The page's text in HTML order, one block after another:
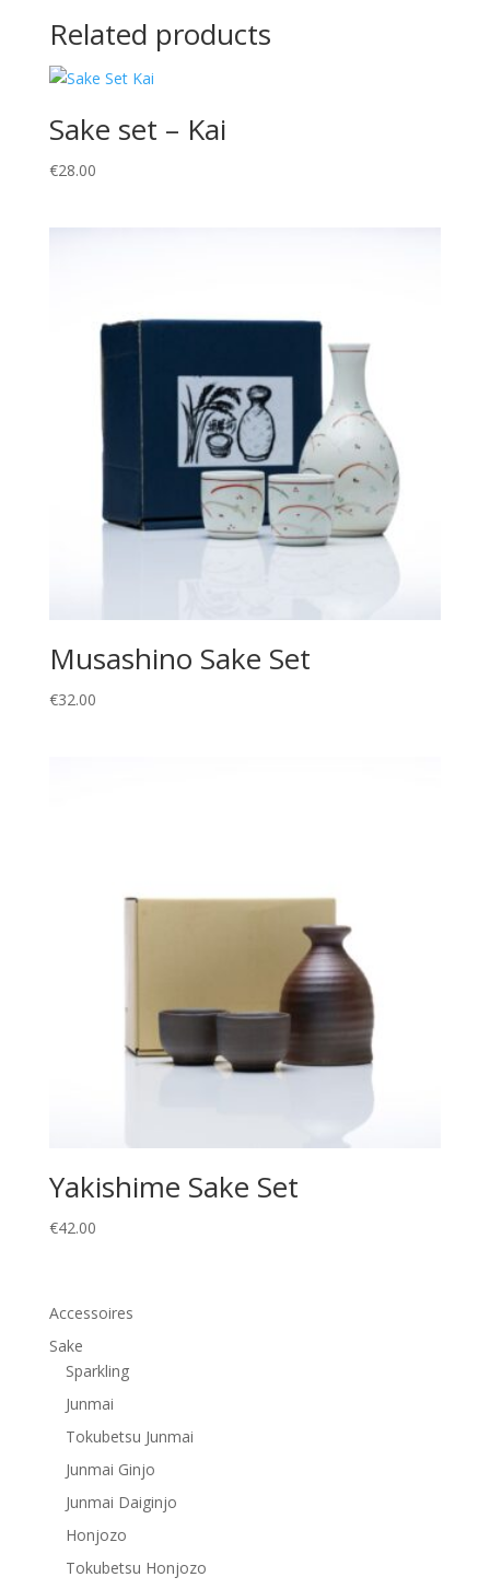
Related products
Sake set – Kai
€28.00
Musashino Sake Set
€32.00
Yakishime Sake Set
€42.00
Accessoires
Sake
Sparkling
Junmai
Tokubetsu Junmai
Junmai Ginjo
Junmai Daiginjo
Honjozo
Tokubetsu Honjozo